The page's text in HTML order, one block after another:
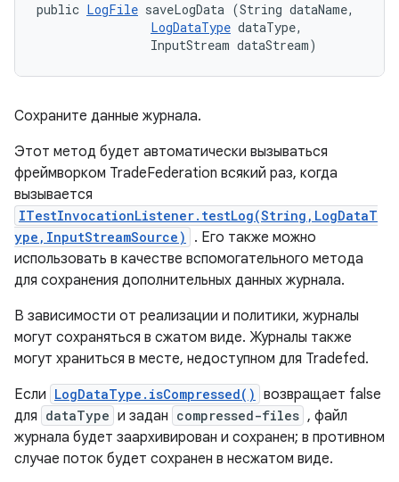
public LogFile saveLogData (String dataName,
LogDataType dataType,
                InputStream dataStream)
Сохраните данные журнала.
Этот метод будет автоматически вызываться
фреймворком TradeFederation всякий раз, когда
вызывается
ITestInvocationListener.testLog(String,LogDataT
ype,InputStreamSource)
. Его также можно
использовать в качестве вспомогательного метода
для сохранения дополнительных данных журнала.
В зависимости от реализации и политики, журналы
могут сохраняться в сжатом виде. Журналы также
могут храниться в месте, недоступном для Tradefed.
Если LogDataType.isCompressed() возвращает false
для dataType и задан compressed-files , файл
журнала будет заархивирован и сохранен; в противном
случае поток будет сохранен в несжатом виде.